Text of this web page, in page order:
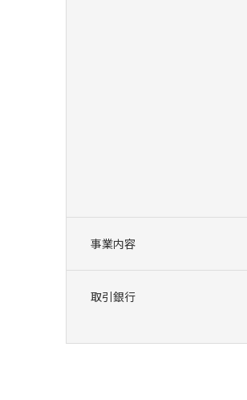
事業内容
取引銀行